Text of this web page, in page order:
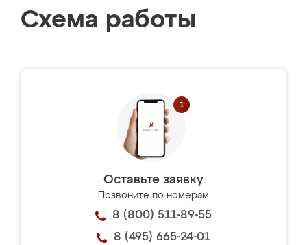
Схема работы
Оставьте заявку
Позвоните по номерам
8 (800) 511-89-55
8 (495) 665-24-01